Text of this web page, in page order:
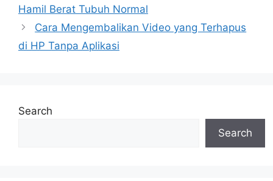
Hamil Berat Tubuh Normal
Cara Mengembalikan Video yang Terhapus
di HP Tanpa Aplikasi
Search
Search